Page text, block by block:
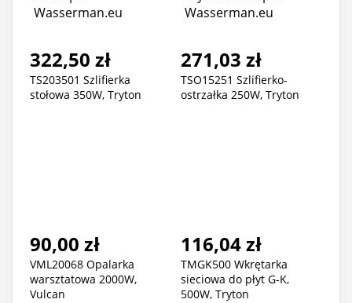
322,50 zł
TS203501 Szlifierka
stołowa 350W, Tryton
271,03 zł
TSO15251 Szlifierko-
ostrzałka 250W, Tryton
90,00 zł
VML20068 Opalarka
warsztatowa 2000W,
Vulcan
116,04 zł
TMGK500 Wkrętarka
sieciowa do płyt G-K,
500W, Tryton